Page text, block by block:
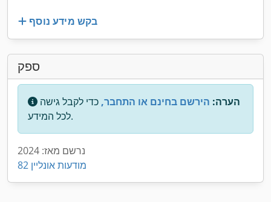
בקש מידע נוסף
ספק
הערה: הירשם בחינם או התחבר, כדי לקבל גישה
לכל המידע.
נרשם מאז: 2024
82 מודעות אונליין